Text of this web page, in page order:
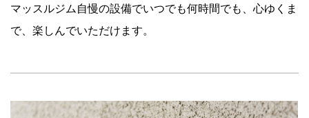
マッスルジム自慢の設備でいつでも何時間でも、心ゆくま
で、楽しんでいただけます。